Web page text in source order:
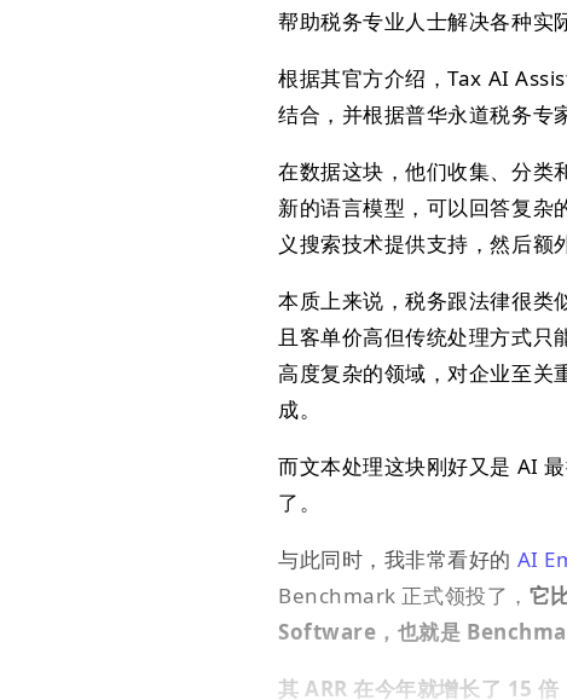
帮助税务专业人士解决各种实
根据其官方介绍，Tax AI
结合，并根据普华永道税务专
在数据这块，他们收集、分类
新的语言模型，可以回答复杂
义搜索技术提供支持，然后额
本质上来说，税务跟法律很类
且客单价高但传统处理方式
高度复杂的领域，对企业至关
成。
而文本处理这块刚好又是 AI
了。
与此同时，我非常看好的 AI
Benchmark 正式领投了， 它
Software，也就是
其 ARR 在今年就增长了 15